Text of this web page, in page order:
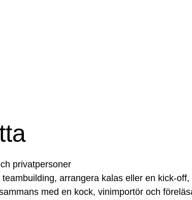
privatpersoner
arrangera kalas eller en kick-off,
med en kock, vinimportör och